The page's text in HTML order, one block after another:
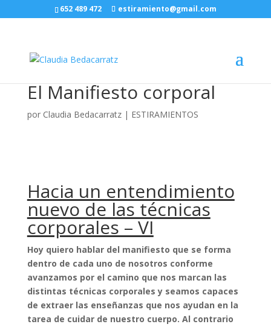
652 489 472 estiramiento@gmail.com
El Manifiesto corporal
por Claudia Bedacarratz| ESTIRAMIENTOS
Hacia un entendimiento
nuevo de las técnicas
corporales – VI
Hoy quiero hablar del manifiesto que se forma
dentro de cada uno de nosotros conforme
avanzamos por el camino que nos marcan las
distintas técnicas corporales y seamos capaces
de extraer las enseñanzas que nos ayudan en la
tarea de cuidar de nuestro cuerpo. Al contrario